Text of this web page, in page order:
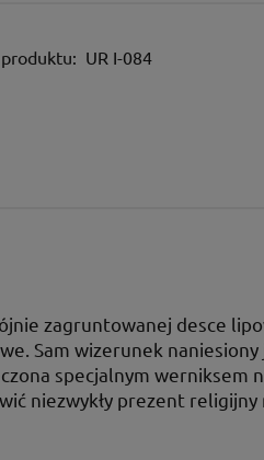
UR I-084
zagruntowanej desce
Sam wizerunek
specjalnym werniksem
niezwykły prezent religijny